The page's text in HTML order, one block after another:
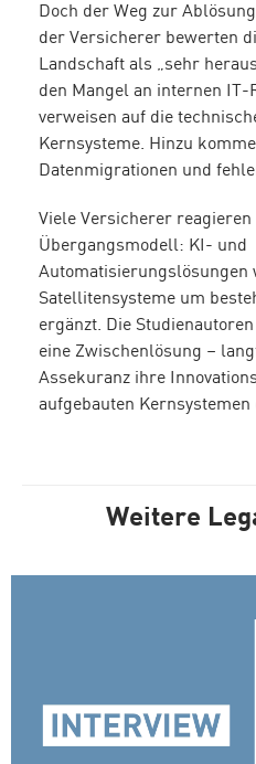
Doch der Weg zur
der Versicherer bewerten
Landschaft als „sehr
den Mangel an internen IT-
verweisen auf die
Kernsysteme. Hinzu
Datenmigrationen und
Viele Versicherer
Übergangsmodell: KI- und
Automatisierungslösungen
Satellitensysteme um
ergänzt. Die
eine Zwischenlösung –
Assekuranz ihre
aufgebauten Kernsystemen
Weitere